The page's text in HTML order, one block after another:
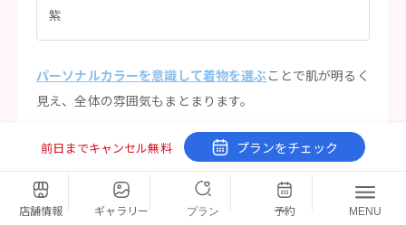
店舗情報 ギャラリー プラン 予約 MENU
紫
パーソナルカラーを意識して着物を選ぶことで肌が明るく
見え、全体の雰囲気もまとまります。
体型・身長に合っている着物を選ぶ
着物を選ぶ際は、自分の体型・身長に合ったものを選ぶこ
とが大切です。
前日までキャンセル無料 プランをチェック